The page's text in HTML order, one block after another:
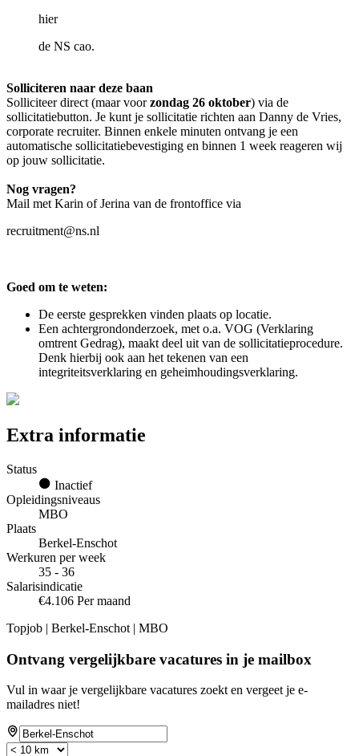
hier
de NS cao.
Solliciteren naar deze baan
Solliciteer direct (maar voorzondag 26 oktober) via de
sollicitatiebutton. Je kunt je sollicitatie richten aan Danny de Vries,
corporate recruiter. Binnen enkele minuten ontvang je een
automatische sollicitatiebevestiging en binnen 1 week reageren wij
op jouw sollicitatie.
Nog vragen?
Mail met Karin of Jerina van de frontoffice via
recruitment@ns.nl
Goed om te weten:
De eerste gesprekken vinden plaats op locatie.
Een achtergrondonderzoek, met o.a. VOG (Verklaring
omtrent Gedrag), maakt deel uit van de sollicitatieprocedure.
Denk hierbij ook aan het tekenen van een
integriteitsverklaring en geheimhoudingsverklaring.
Extra informatie
Status
Inactief
Opleidingsniveaus
MBO
Plaats
Berkel-Enschot
Werkuren per week
35 - 36
Salarisindicatie
€4.106 Per maand
Topjob | Berkel-Enschot | MBO
Ontvang vergelijkbare vacatures in je mailbox
Vul in waar je vergelijkbare vacatures zoekt en vergeet je e-
mailadres niet!